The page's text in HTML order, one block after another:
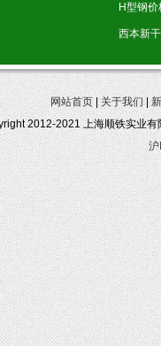
H型钢价
西本新
网站首页| 关于我们|
2012-2021 上海顺铁实业